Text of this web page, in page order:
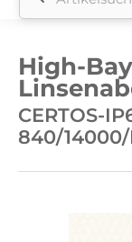
High-
CERTOS-
840/